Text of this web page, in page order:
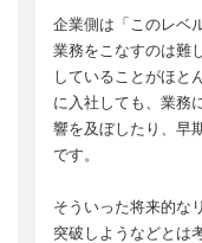
企業側は「このレベ
業務をこなすのは難
していることがほと
に入社しても、業務
響を及ぼしたり、早
です。
そういった将来的な
突破しようなどとは